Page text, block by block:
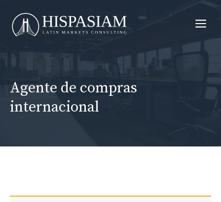
contenido
Agente de compras
internacional